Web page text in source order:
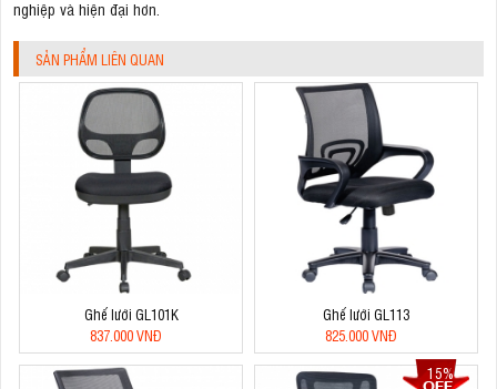
nghiệp và hiện đại hơn.
SẢN PHẨM LIÊN QUAN
Ghế lưới GL101K
837.000 VNĐ
Ghế lưới GL113
825.000 VNĐ
15%